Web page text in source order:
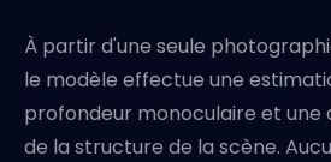
À partir d'une seule
le modèle effectue une
profondeur monoculaire et une
de la structure de la scène.